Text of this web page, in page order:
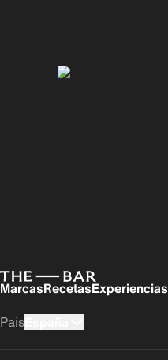
MarcasRecetasExperiencias
País